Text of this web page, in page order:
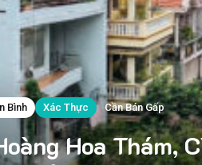
Bình Xác Thực Cần Bán Gấp
Hoa Thám,